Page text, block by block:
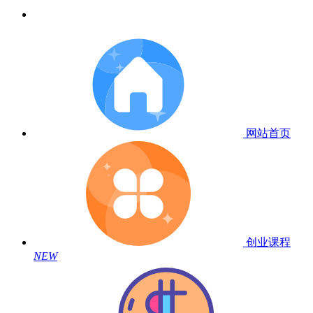
网站首页
创业课程
NEW